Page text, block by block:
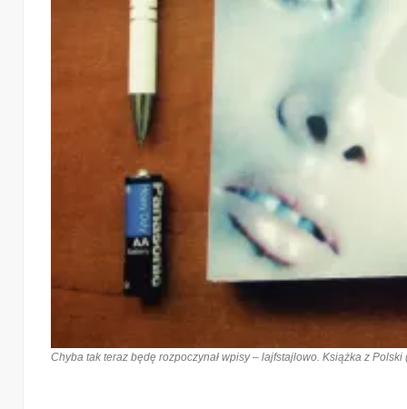
Chyba tak teraz będę rozpoczynał wpisy – lajfstajlowo. Książka z